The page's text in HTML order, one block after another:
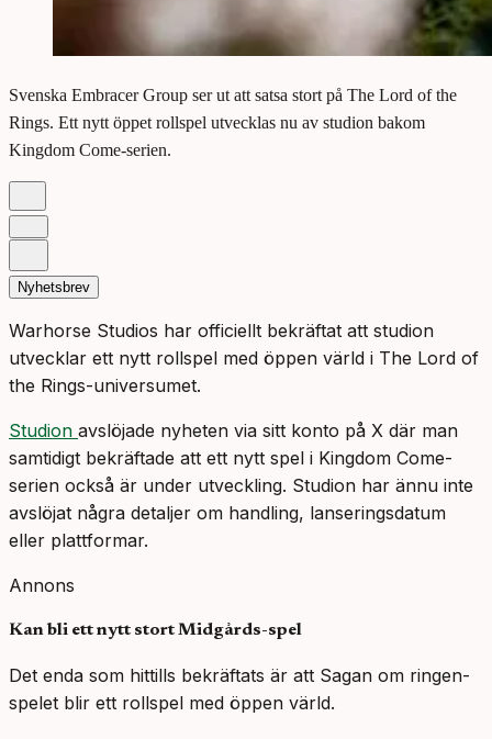
Svenska Embracer Group ser ut att satsa stort på The Lord of the
Rings. Ett nytt öppet rollspel utvecklas nu av studion bakom
Kingdom Come-serien.
Nyhetsbrev
Warhorse Studios har officiellt bekräftat att studion
utvecklar ett nytt rollspel med öppen värld i The Lord of
the Rings-universumet.
Studion avslöjade nyheten via sitt konto på X där man
samtidigt bekräftade att ett nytt spel i Kingdom Come-
serien också är under utveckling. Studion har ännu inte
avslöjat några detaljer om handling, lanseringsdatum
eller plattformar.
Annons
Kan bli ett nytt stort Midgårds-spel
Det enda som hittills bekräftats är att Sagan om ringen-
spelet blir ett rollspel med öppen värld.